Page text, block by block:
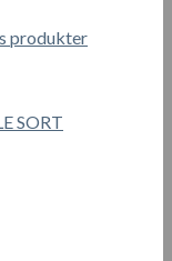
produkter
SORT